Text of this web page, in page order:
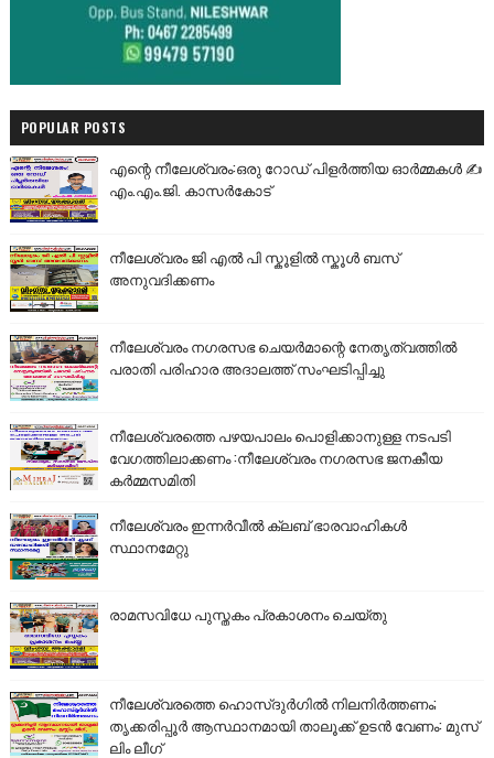
POPULAR POSTS
എന്റെ നീലേശ്വരം:ഒരു റോഡ് പിളർത്തിയ ഓർമ്മകൾ ✍️
എം.എം.ജി. കാസർകോട്
നീലേശ്വരം ജി എൽ പി സ്കൂളിൽ സ്കൂൾ ബസ്
അനുവദിക്കണം
നീലേശ്വരം നഗരസഭ ചെയർമാന്റെ നേതൃത്വത്തിൽ
പരാതി പരിഹാര അദാലത്ത് സംഘടിപ്പിച്ചു
നീലേശ്വരത്തെ പഴയപാലം പൊളിക്കാനുള്ള നടപടി
വേഗത്തിലാക്കണം :നീലേശ്വരം നഗരസഭ ജനകീയ
കർമ്മസമിതി
നീലേശ്വരം ഇന്നർവീൽ ക്ലബ് ഭാരവാഹികൾ
സ്ഥാനമേറ്റു
രാമസവിധേ പുസ്തകം പ്രകാശനം ചെയ്തു
നീലേശ്വരത്തെ ഹൊസ്ദുർഗിൽ നിലനിർത്തണം;
തൃക്കരിപ്പൂർ ആസ്ഥാനമായി താലൂക്ക് ഉടൻ വേണം: മുസ്
ലിം ലീഗ്